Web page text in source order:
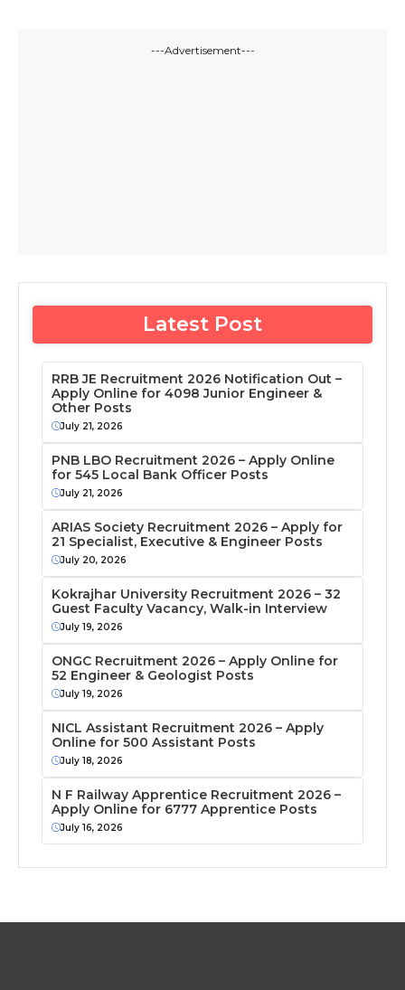
---Advertisement---
Latest Post
RRB JE Recruitment 2026 Notification Out –
Apply Online for 4098 Junior Engineer &
Other Posts
July 21, 2026
PNB LBO Recruitment 2026 – Apply Online
for 545 Local Bank Officer Posts
July 21, 2026
ARIAS Society Recruitment 2026 – Apply for
21 Specialist, Executive & Engineer Posts
July 20, 2026
Kokrajhar University Recruitment 2026 – 32
Guest Faculty Vacancy, Walk-in Interview
July 19, 2026
ONGC Recruitment 2026 – Apply Online for
52 Engineer & Geologist Posts
July 19, 2026
NICL Assistant Recruitment 2026 – Apply
Online for 500 Assistant Posts
July 18, 2026
N F Railway Apprentice Recruitment 2026 –
Apply Online for 6777 Apprentice Posts
July 16, 2026